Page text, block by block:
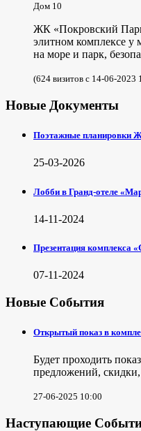
Дом 10
ЖК «Покровский
элитном комплексе у
на море и парк,
(624 визитов с 14-06-2023
Новые Документы
Поэтажные планировки
25-03-2026
Лобби в Гранд-отеле
14-11-2024
Презентация комплекса
07-11-2024
Новые События
Открытый показ в
Будет проходить
предложений, скидки,
27-06-2025 10:00
Наступающие